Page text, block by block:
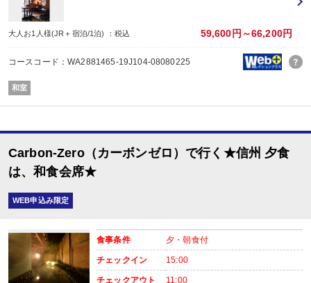
※予約条件の入力欄で記念日の内容をお選びください。
・レイトチェックアウト11:00ＯＫ！（通常10:00）
※除外日：休前日にあたる宿泊日
貸切風呂のご予約は、ご予約日の翌日以降にお客様自身で宿泊施設にご連絡く
先着順の為、ご希望の時間帯がお取り出来ない場合もございますのでお早めに
ご連絡がない場合、利用できない場合がございますので、あらかじめご了承く
■夕食
場所:
レストラン
内容:
和食会席
■朝食
レストラン
和食
大人お1人様(JR＋宿泊/1泊) ：税込 59,600円～66,200円
コースコード：WA2881465-19J104-08080225
和室
Carbon-Zero（カーボンゼロ）で行く★信州 夕食
は、和食会席★
WEB申込み限定
食事条件 夕・朝食付
チェックイン 15:00
チェックアウト 11:00